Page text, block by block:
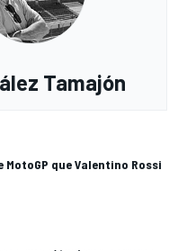
Tamajón
que Valentino Rossi